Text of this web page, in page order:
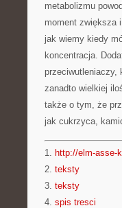
metabolizmu
moment zwiększa
jak wiemy kiedy
koncentracja.
przeciwutleniaczy,
zanadto wielkiej
także o tym, że
jak cukrzyca,
1. http://elm-asse-
2. teksty
3. teksty
4. spis tresci